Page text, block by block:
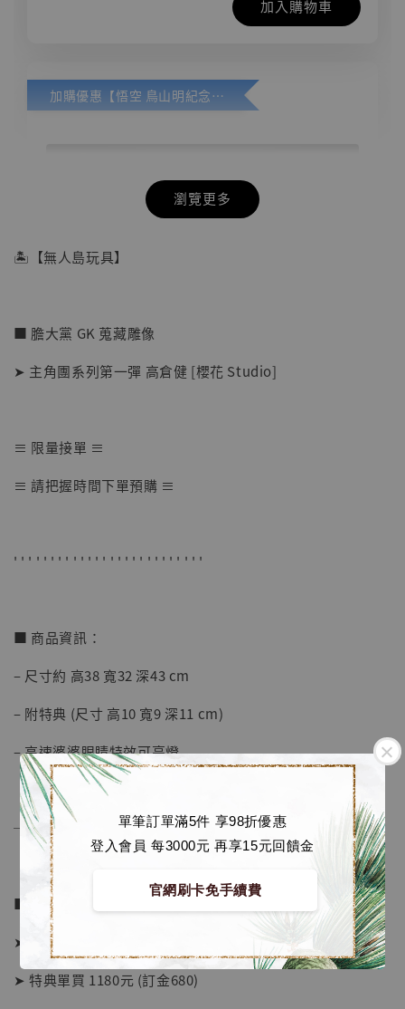
單筆訂單滿5件 享98折優惠
登入會員 每3000元 再享15元回饋金
官網刷卡免手續費
加入購物車
加購優惠【悟空 鳥山明紀念款 [奇蹟工作室]】
【店內現貨】七龍珠 系列蒐藏雕像 悟空 鳥山
NT$ 5,580
瀏覽更多
🏝【無人島玩具】
■ 膽大黨 GK 蒐藏雕像
➤ 主角團系列第一彈 高倉健 [櫻花 Studio]
≡ 限量接單 ≡
≡ 請把握時間下單預購 ≡
' ' ' ' ' ' ' ' ' ' ' ' ' ' ' ' ' ' ' ' ' ' ' ' ' '
■ 商品資訊：
– 尺寸約 高38 寬32 深43 cm
– 附特典 (尺寸 高10 寬9 深11 cm)
– 高速婆婆眼睛特效可亮燈
──────────────
■ 販售資訊：
➤ 價格 7880元 (訂金3280)
➤ 特典單買 1180元 (訂金680)